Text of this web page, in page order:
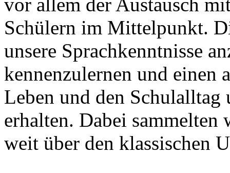
Schülern im Mittelpunkt.
unsere Sprachkenntnisse
kennenzulernen und einen
Leben und den Schulalltag
erhalten. Dabei
weit über den klassischen